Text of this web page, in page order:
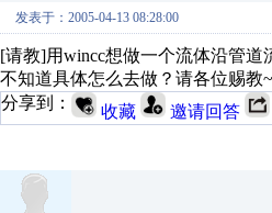
发表于：2005-04-13 08:28:00
[请教]用wincc想做一个流体沿管道
不知道具体怎么去做？请各位赐教
分享到：
收藏 邀请回答